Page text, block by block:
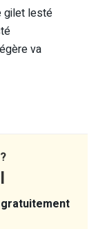
gilet lesté
va